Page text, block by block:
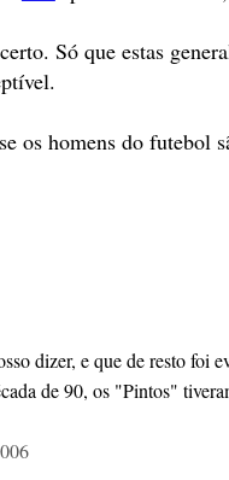
Só que estas
os homens do
dizer, e que de resto foi
de 90, os "Pintos"